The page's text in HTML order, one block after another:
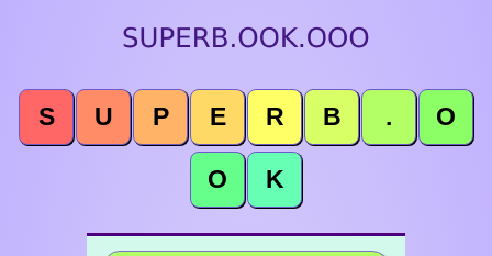
S U P E R B . O
O K